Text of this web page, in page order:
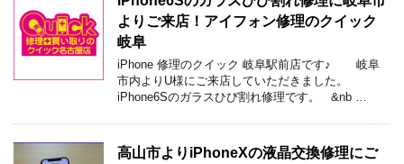
よりご来店！アイフォン修理のクイック
岐阜
iPhone 修理のクイック 岐阜駅前店です♪ 岐阜
市内よりU様にご来店していただきました。
iPhone6Sのガラスひび割れ修理です。 &nb …
高山市よりiPhoneXの液晶交換修理にご